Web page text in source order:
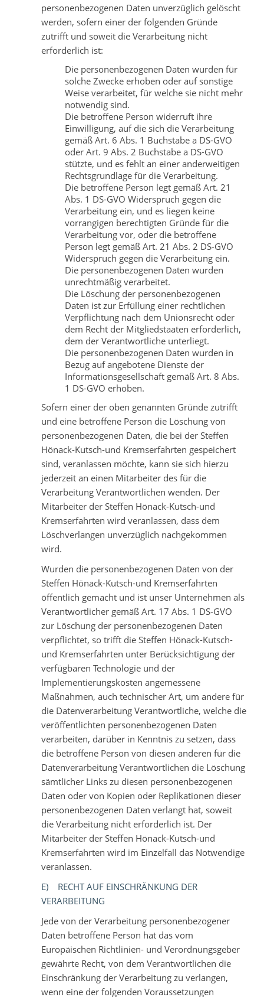
personenbezogenen Daten unverzüglich gelöscht
werden, sofern einer der folgenden Gründe
zutrifft und soweit die Verarbeitung nicht
erforderlich ist:
Die personenbezogenen Daten wurden für
solche Zwecke erhoben oder auf sonstige
Weise verarbeitet, für welche sie nicht mehr
notwendig sind.
Die betroffene Person widerruft ihre
Einwilligung, auf die sich die Verarbeitung
gemäß Art. 6 Abs. 1 Buchstabe a DS-GVO
oder Art. 9 Abs. 2 Buchstabe a DS-GVO
stützte, und es fehlt an einer anderweitigen
Rechtsgrundlage für die Verarbeitung.
Die betroffene Person legt gemäß Art. 21
Abs. 1 DS-GVO Widerspruch gegen die
Verarbeitung ein, und es liegen keine
vorrangigen berechtigten Gründe für die
Verarbeitung vor, oder die betroffene
Person legt gemäß Art. 21 Abs. 2 DS-GVO
Widerspruch gegen die Verarbeitung ein.
Die personenbezogenen Daten wurden
unrechtmäßig verarbeitet.
Die Löschung der personenbezogenen
Daten ist zur Erfüllung einer rechtlichen
Verpflichtung nach dem Unionsrecht oder
dem Recht der Mitgliedstaaten erforderlich,
dem der Verantwortliche unterliegt.
Die personenbezogenen Daten wurden in
Bezug auf angebotene Dienste der
Informationsgesellschaft gemäß Art. 8 Abs.
1 DS-GVO erhoben.
Sofern einer der oben genannten Gründe zutrifft
und eine betroffene Person die Löschung von
personenbezogenen Daten, die bei der Steffen
Hönack-Kutsch-und Kremserfahrten gespeichert
sind, veranlassen möchte, kann sie sich hierzu
jederzeit an einen Mitarbeiter des für die
Verarbeitung Verantwortlichen wenden. Der
Mitarbeiter der Steffen Hönack-Kutsch-und
Kremserfahrten wird veranlassen, dass dem
Löschverlangen unverzüglich nachgekommen
wird.
Wurden die personenbezogenen Daten von der
Steffen Hönack-Kutsch-und Kremserfahrten
öffentlich gemacht und ist unser Unternehmen als
Verantwortlicher gemäß Art. 17 Abs. 1 DS-GVO
zur Löschung der personenbezogenen Daten
verpflichtet, so trifft die Steffen Hönack-Kutsch-
und Kremserfahrten unter Berücksichtigung der
verfügbaren Technologie und der
Implementierungskosten angemessene
Maßnahmen, auch technischer Art, um andere für
die Datenverarbeitung Verantwortliche, welche die
veröffentlichten personenbezogenen Daten
verarbeiten, darüber in Kenntnis zu setzen, dass
die betroffene Person von diesen anderen für die
Datenverarbeitung Verantwortlichen die Löschung
sämtlicher Links zu diesen personenbezogenen
Daten oder von Kopien oder Replikationen dieser
personenbezogenen Daten verlangt hat, soweit
die Verarbeitung nicht erforderlich ist. Der
Mitarbeiter der Steffen Hönack-Kutsch-und
Kremserfahrten wird im Einzelfall das Notwendige
veranlassen.
E) RECHT AUF EINSCHRÄNKUNG DER
VERARBEITUNG
Jede von der Verarbeitung personenbezogener
Daten betroffene Person hat das vom
Europäischen Richtlinien- und Verordnungsgeber
gewährte Recht, von dem Verantwortlichen die
Einschränkung der Verarbeitung zu verlangen,
wenn eine der folgenden Voraussetzungen